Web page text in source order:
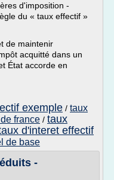
d'imposition -
du « taux effectif »
de maintenir
acquitté dans un
État accorde en
exemple / taux
france / taux
d'interet effectif
de base
-